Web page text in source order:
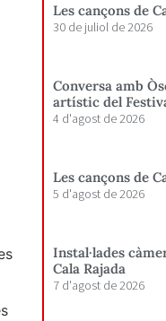
Les cançons de
30 de juliol de 2026
Conversa amb
artístic del
4 d'agost de 2026
Les cançons de
5 d'agost de 2026
Instal·lades
Cala Rajada
7 d'agost de 2026